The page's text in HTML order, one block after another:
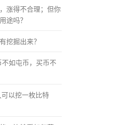
涨得不合理；但你
途吗？
挖掘出来？
不如屯币，买币不
以挖一枚比特